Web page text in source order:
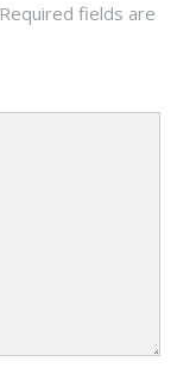
Required fields are